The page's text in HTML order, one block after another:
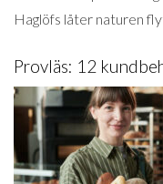
Haglöfs låter naturen
Provläs: 12